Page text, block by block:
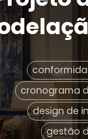
cronograma
design de
gestão